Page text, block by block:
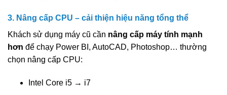
3. Nâng cấp CPU – cải thiện hiệu năng tổng thể
Khách sử dụng máy cũ cần nâng cấp máy tính mạnh
hơn để chạy Power BI, AutoCAD, Photoshop… thường
chọn nâng cấp CPU:
Intel Core i5 → i7